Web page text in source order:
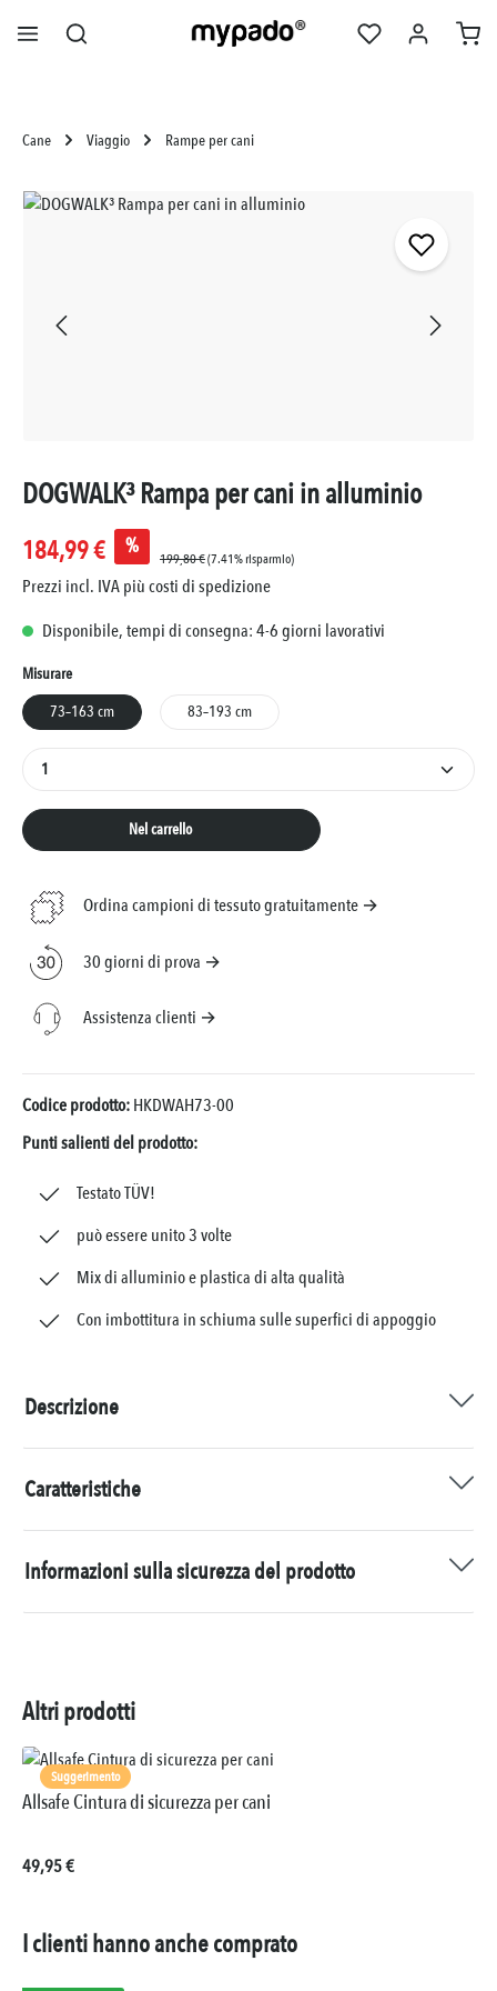
principale
Cane Viaggio Rampe per cani
Salta la galleria di immagini
DOGWALK³ Rampa per cani in alluminio
184,99 € % 199,80 €(7.41% risparmio)
Prezzi incl. IVA più costi di spedizione
Disponibile, tempi di consegna: 4-6 giorni lavorativi
Seleziona
Misurare
73–163 cm
83–193 cm
Quantità del prodotto: inserisci la quantità
Nel carrello
Ordina campioni di tessuto gratuitamente →
30 giorni di prova →
Assistenza clienti →
Codice prodotto:HKDWAH73-00
Punti salienti del prodotto:
Testato TÜV!
può essere unito 3 volte
Mix di alluminio e plastica di alta qualità
Con imbottitura in schiuma sulle superfici di appoggio
Descrizione
Caratteristiche
Informazioni sulla sicurezza del prodotto
Altri prodotti
Suggerimento
Allsafe Cintura di sicurezza per cani
Prezzo normale:
49,95 €
I clienti hanno anche comprato